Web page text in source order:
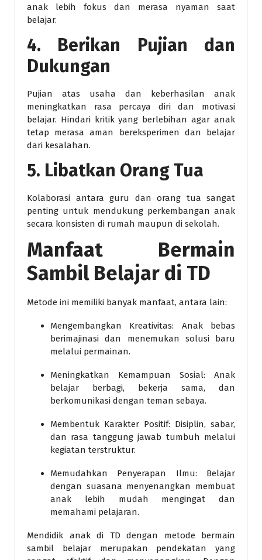
anak lebih fokus dan merasa nyaman saat
belajar.
4. Berikan Pujian dan
Dukungan
Pujian atas usaha dan keberhasilan anak
meningkatkan rasa percaya diri dan motivasi
belajar. Hindari kritik yang berlebihan agar anak
tetap merasa aman bereksperimen dan belajar
dari kesalahan.
5. Libatkan Orang Tua
Kolaborasi antara guru dan orang tua sangat
penting untuk mendukung perkembangan anak
secara konsisten di rumah maupun di sekolah.
Manfaat Bermain
Sambil Belajar di TD
Metode ini memiliki banyak manfaat, antara lain:
Mengembangkan Kreativitas: Anak bebas
berimajinasi dan menemukan solusi baru
melalui permainan.
Meningkatkan Kemampuan Sosial: Anak
belajar berbagi, bekerja sama, dan
berkomunikasi dengan teman sebaya.
Membentuk Karakter Positif: Disiplin, sabar,
dan rasa tanggung jawab tumbuh melalui
kegiatan terstruktur.
Memudahkan Penyerapan Ilmu: Belajar
dengan suasana menyenangkan membuat
anak lebih mudah mengingat dan
memahami pelajaran.
Mendidik anak di TD dengan metode bermain
sambil belajar merupakan pendekatan yang